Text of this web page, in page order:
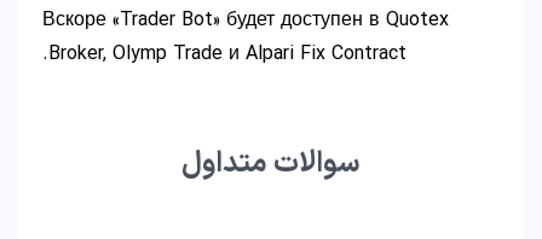
Вскоре «Trader Bot» будет доступен в Quotex
Broker, Olymp Trade и Alpari Fix Contract.
سوالات متداول